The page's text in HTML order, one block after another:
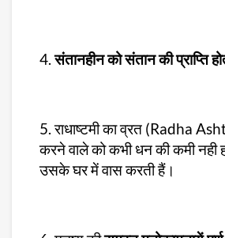
4.संतानहीन को संतान की प्राप्ति
5. राधाष्टमी का व्रत (Radha
करने वाले को कभी धन की कमी नही
उसके घर में वास करती हैं।